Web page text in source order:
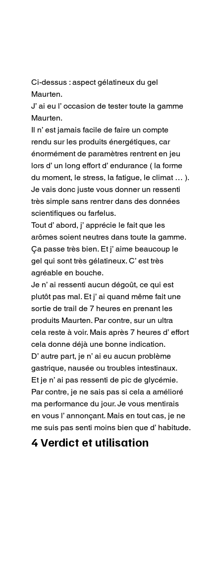
Ci-dessus : aspect gélatineux du gel
Maurten.
J’ ai eu l’ occasion de tester toute la gamme
Maurten.
Il n’ est jamais facile de faire un compte
rendu sur les produits énergétiques, car
énormément de paramètres rentrent en jeu
lors d’ un long effort d’ endurance ( la forme
du moment, le stress, la fatigue, le climat … ).
Je vais donc juste vous donner un ressenti
très simple sans rentrer dans des données
scientifiques ou farfelus.
Tout d’ abord, j’ apprécie le fait que les
arômes soient neutres dans toute la gamme.
Ça passe très bien. Et j’ aime beaucoup le
gel qui sont très gélatineux. C’ est très
agréable en bouche.
Je n’ ai ressenti aucun dégoût, ce qui est
plutôt pas mal. Et j’ ai quand même fait une
sortie de trail de 7 heures en prenant les
produits Maurten. Par contre, sur un ultra
cela reste à voir. Mais après 7 heures d’ effort
cela donne déjà une bonne indication.
D’ autre part, je n’ ai eu aucun problème
gastrique, nausée ou troubles intestinaux.
Et je n’ ai pas ressenti de pic de glycémie.
Par contre, je ne sais pas si cela a amélioré
ma performance du jour. Je vous mentirais
en vous l’ annonçant. Mais en tout cas, je ne
me suis pas senti moins bien que d’ habitude.
4 Verdict et utilisation